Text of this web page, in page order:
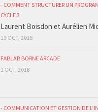
- COMMENT STRUCTURER UN
CYCLE 3
Laurent Boisdon et Aurélien
19 OCT, 2018
FABLAB BORNE ARCADE
1 OCT, 2018
- COMMUNICATION ET GESTION DE